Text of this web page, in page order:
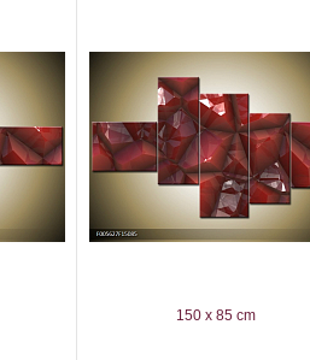
150 x 85 cm